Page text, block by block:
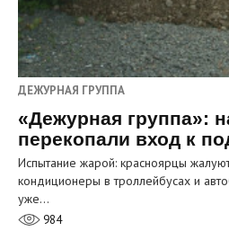
ДЕЖУРНАЯ ГРУППА
«Дежурная группа»:
перекопали вход к
Испытание жарой: красноярцы
кондиционеры в троллейбусах и
уже…
984